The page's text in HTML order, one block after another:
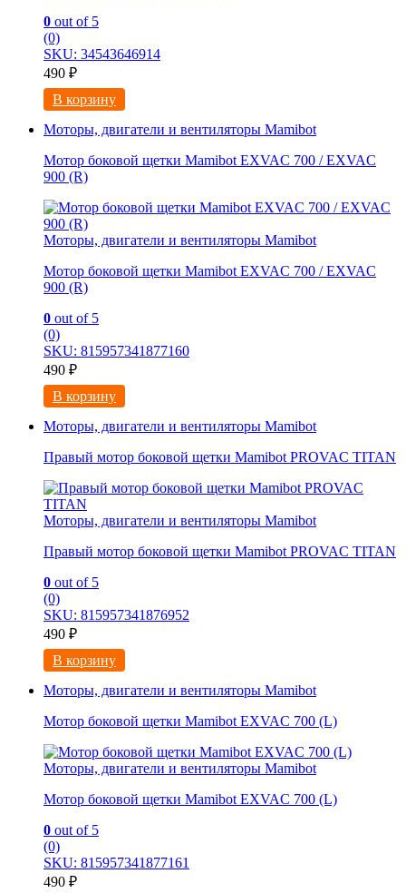
0 out of 5
(0)
SKU: 34543646914
490 ₽
В корзину
Моторы, двигатели и вентиляторы Mamibot
Мотор боковой щетки Mamibot EXVAC 700 / EXVAC
900 (R)
Моторы, двигатели и вентиляторы Mamibot
Мотор боковой щетки Mamibot EXVAC 700 / EXVAC
900 (R)
0 out of 5
(0)
SKU: 815957341877160
490 ₽
В корзину
Моторы, двигатели и вентиляторы Mamibot
Правый мотор боковой щетки Mamibot PROVAC TITAN
Моторы, двигатели и вентиляторы Mamibot
Правый мотор боковой щетки Mamibot PROVAC TITAN
0 out of 5
(0)
SKU: 815957341876952
490 ₽
В корзину
Моторы, двигатели и вентиляторы Mamibot
Мотор боковой щетки Mamibot EXVAC 700 (L)
Моторы, двигатели и вентиляторы Mamibot
Мотор боковой щетки Mamibot EXVAC 700 (L)
0 out of 5
(0)
SKU: 815957341877161
490 ₽